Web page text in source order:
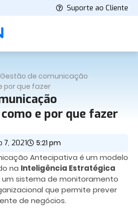
Suporte ao Cliente
Gestão de comunicação
por que fazer
e por que fazer
7, 2021 5:21 pm
Antecipativa é um modelo
na Inteligência Estratégica
um sistema de monitoramento
que permite prever
de negócios.